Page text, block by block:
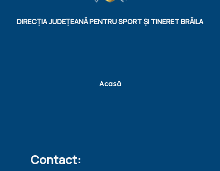
DIRECȚIA JUDEȚEANĂ PENTRU SPORT ȘI TINERET BRĂILA
Acasă
Contact: